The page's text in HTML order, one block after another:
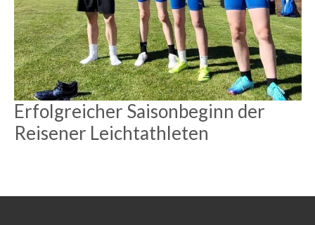
Erfolgreicher Saisonbeginn der
Reisener Leichtathleten